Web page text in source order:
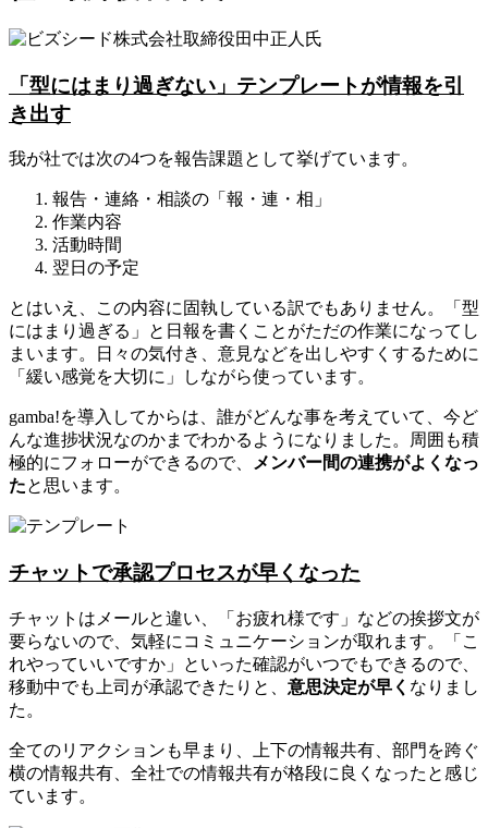
「型にはまり過ぎない」テンプレートが情報を引
き出す
我が社では次の4つを報告課題として挙げています。
報告・連絡・相談の「報・連・相」
作業内容
活動時間
翌日の予定
とはいえ、この内容に固執している訳でもありません。「型
にはまり過ぎる」と日報を書くことがただの作業になってし
まいます。日々の気付き、意見などを出しやすくするために
「緩い感覚を大切に」しながら使っています。
gamba!を導入してからは、誰がどんな事を考えていて、今ど
んな進捗状況なのかまでわかるようになりました。周囲も積
極的にフォローができるので、 メンバー間の連携がよくなっ
たと思います。
チャットで承認プロセスが早くなった
チャットはメールと違い、「お疲れ様です」などの挨拶文が
要らないので、気軽にコミュニケーションが取れます。「こ
れやっていいですか」といった確認がいつでもできるので、
移動中でも上司が承認できたりと、 意思決定が早く なりまし
た。
全てのリアクションも早まり、上下の情報共有、部門を跨ぐ
横の情報共有、全社での情報共有が格段に良くなったと感じ
ています。